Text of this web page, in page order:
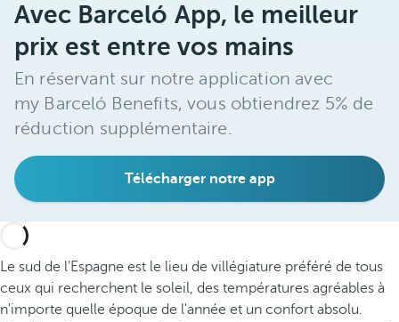
Avec Barceló App, le meilleur
prix est entre vos mains
En réservant sur notre application avec
my Barceló Benefits, vous obtiendrez 5% de
réduction supplémentaire.
Télécharger notre app
Le sud de l'Espagne est le lieu de villégiature préféré de tous
ceux qui recherchent le soleil, des températures agréables à
n'importe quelle époque de l'année et un confort absolu.